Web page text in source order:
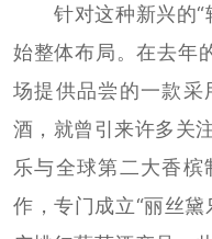
针对这种新兴的“
始整体布局。在去年
场提供品尝的一款采
酒，就曾引来许多关
乐与全球第二大香
作，专门成立“丽丝